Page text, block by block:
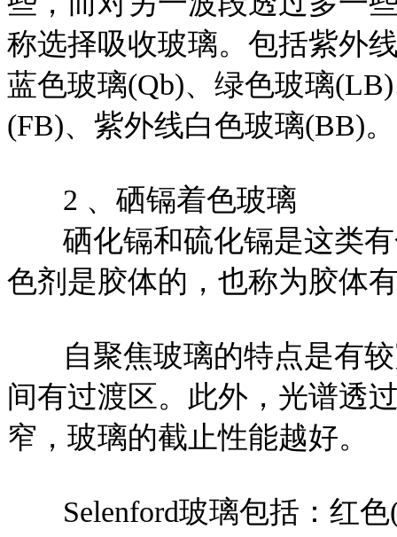
称选择吸收玻璃。包括紫外
蓝色玻璃(Qb)、绿色玻璃
(FB)、紫外线白色玻璃(BB)。
2 、硒镉着色玻璃
硒化镉和硫化镉是这类有
色剂是胶体的，也称为胶体
自聚焦玻璃的特点是有较
间有过渡区。此外，光谱透
窄，玻璃的截止性能越好。
Selenford玻璃包括：红色